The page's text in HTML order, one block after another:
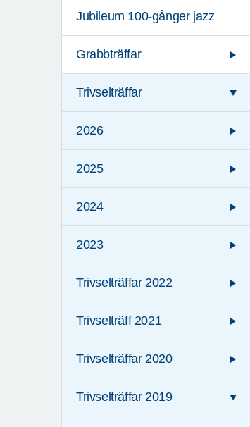
Jubileum 100-gånger jazz
Grabbträffar
Trivselträffar
2026
2025
2024
2023
Trivselträffar 2022
Trivselträff 2021
Trivselträffar 2020
Trivselträffar 2019